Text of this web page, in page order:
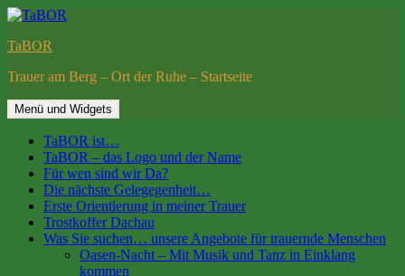
Springe
Inhalt
TaBOR
Trauer am Berg – Ort der Ruhe – Startseite
Menü und Widgets
TaBOR ist…
TaBOR – das Logo und der Name
Für wen sind wir Da?
Die nächste Gelegegenheit…
Erste Orientierung in meiner Trauer
Trostkoffer Dachau
Was Sie suchen… unsere Angebote für trauernde Menschen
Oasen-Nacht – Mit Musik und Tanz in Einklang
kommen